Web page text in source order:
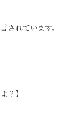
されています。
？】